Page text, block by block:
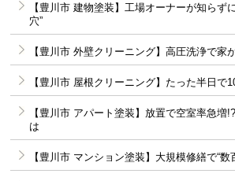
【豊川市 建物塗装】工場オーナーが知らず
穴”
【豊川市 外壁クリーニング】高圧洗浄で家
【豊川市 屋根クリーニング】たった半日で
【豊川市 アパート塗装】放置で空室率急増
は
【豊川市 マンション塗装】大規模修繕で“数